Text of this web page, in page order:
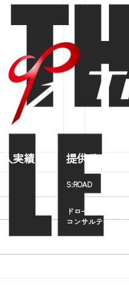
実績 提供サービス
S:ROAD
ドローンビジネス
コンサルティング